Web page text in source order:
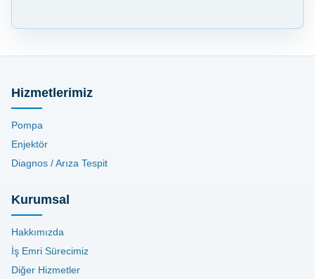
Hizmetlerimiz
Pompa
Enjektör
Diagnos / Arıza Tespit
Kurumsal
Hakkımızda
İş Emri Sürecimiz
Diğer Hizmetler